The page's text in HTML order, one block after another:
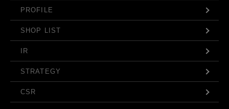
PROFILE
SHOP LIST
IR
STRATEGY
CSR